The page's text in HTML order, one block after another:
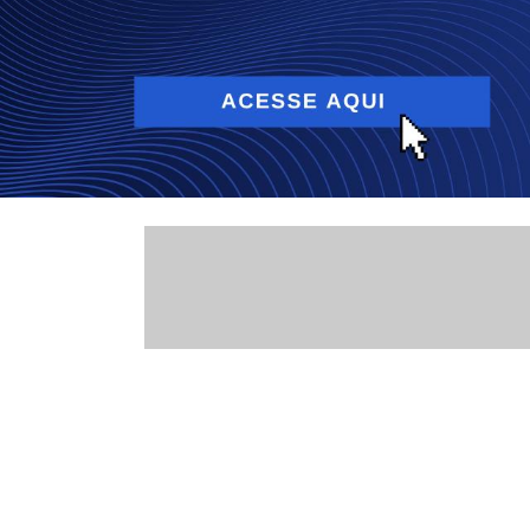
Publicações